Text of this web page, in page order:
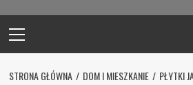
Menu
STRONA GŁÓWNA DOM I MIESZKANIE
PŁYTKI